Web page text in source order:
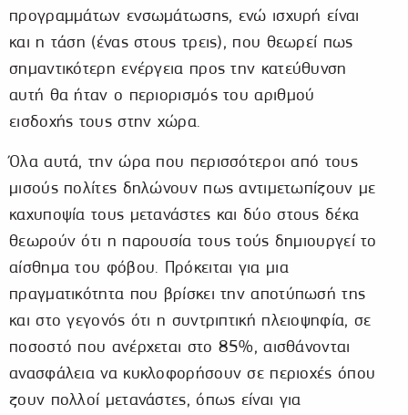
προγραμμάτων ενσωμάτωσης, ενώ ισχυρή είναι
και η τάση (ένας στους τρεις), που θεωρεί πως
σημαντικότερη ενέργεια προς την κατεύθυνση
αυτή θα ήταν ο περιορισμός του αριθμού
εισδοχής τους στην χώρα.
Όλα αυτά, την ώρα που περισσότεροι από τους
μισούς πολίτες δηλώνουν πως αντιμετωπίζουν με
καχυποψία τους μετανάστες και δύο στους δέκα
θεωρούν ότι η παρουσία τους τούς δημιουργεί το
αίσθημα του φόβου. Πρόκειται για μια
πραγματικότητα που βρίσκει την αποτύπωσή της
και στο γεγονός ότι η συντριπτική πλειοψηφία, σε
ποσοστό που ανέρχεται στο 85%, αισθάνονται
ανασφάλεια να κυκλοφορήσουν σε περιοχές όπου
ζουν πολλοί μετανάστες, όπως είναι για